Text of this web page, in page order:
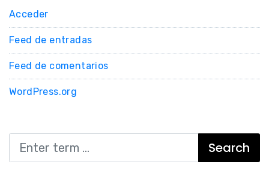
Acceder
Feed de entradas
Feed de comentarios
WordPress.org
Search